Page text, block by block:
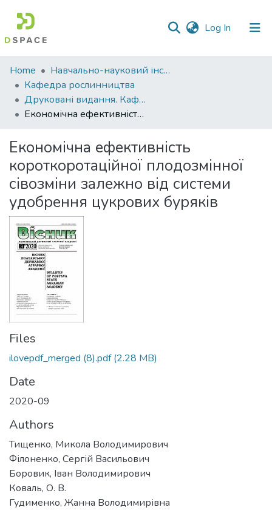
Log In (current)
Communities
&
Collections
Statistics
Home
Навчально-науковий інститут агротехнологій, селекції та екології
Кафедра рослинництва
Друковані видання. Кафедра рослинництва
Економічна ефективність короткоротаційної плодозмінної сівозміни залежно від системи удобрення цукрових буряків
Економічна ефективність
короткоротаційної плодозмінної
сівозміни залежно від системи
удобрення цукрових буряків
Files
ilovepdf_merged (8).pdf(2.28 MB)
Date
2020-09
Authors
Тищенко, Микола Володимирович
Філоненко, Сергій Васильович
Боровик, Іван Володимирович
Коваль, О. В.
Гудименко, Жанна Володимирівна